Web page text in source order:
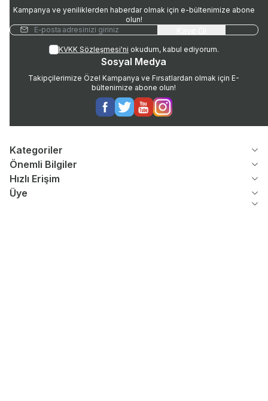
Kampanya ve yeniliklerden haberdar olmak için e-bültenimize abone
olun!
KVKK Sözleşmesi'ni okudum, kabul ediyorum.
Sosyal Medya
Takipçilerimize Özel Kampanya ve Fırsatlardan olmak için E-
bültenimize abone olun!
Facebook
TwitterYoutubeInstagram
Kategoriler
Önemli Bilgiler
Hızlı Erişim
Üye